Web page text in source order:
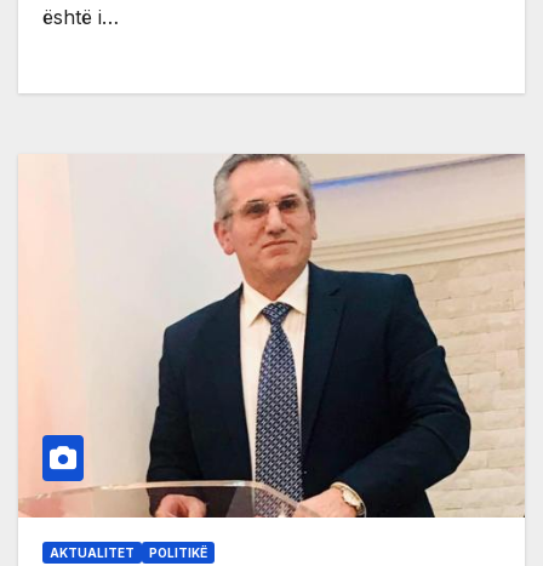
është i…
AKTUALITET POLITIKË